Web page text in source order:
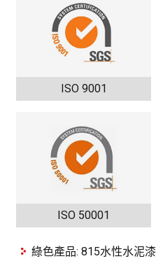
ISO 9001
ISO 50001
綠色產品: 815水性水泥